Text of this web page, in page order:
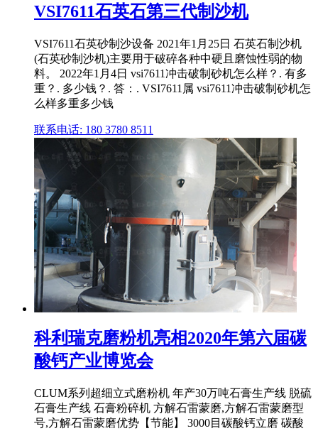
VSI7611石英石第三代制沙机
VSI7611石英砂制沙设备 2021年1月25日 石英石制沙机
(石英砂制沙机)主要用于破碎各种中硬且磨蚀性弱的物
料。 2022年1月4日 vsi7611冲击破制砂机怎么样？. 有多
重？. 多少钱？. 答：. VSI7611属 vsi7611冲击破制砂机怎
么样多重多少钱
联系电话: 180 3780 8511
科利瑞克磨粉机亮相2020年第六届碳
酸钙产业博览会
CLUM系列超细立式磨粉机 年产30万吨石膏生产线 脱硫
石膏生产线 石膏粉碎机 方解石雷蒙磨,方解石雷蒙磨型
号,方解石雷蒙磨优势【节能】 3000目碳酸钙立磨 碳酸